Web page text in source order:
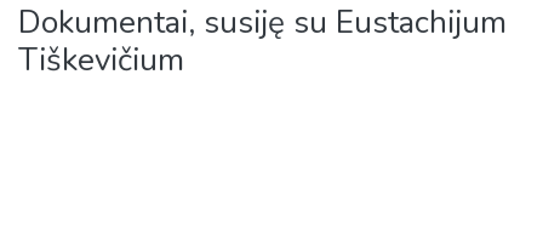
Dokumentai, susiję su Eustachijum
Tiškevičium